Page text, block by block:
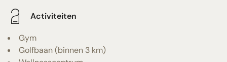
Activiteiten
Gym
Golfbaan (binnen 3 km)